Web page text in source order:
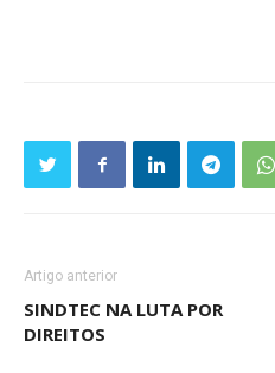
Artigo anterior
SINDTEC NA LUTA POR
DIREITOS